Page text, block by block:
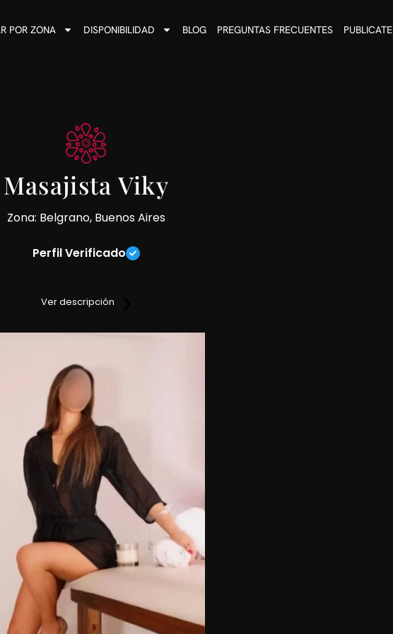
POR ZONA DISPONIBILIDAD BLOG PREGUNTAS FRECUENTES PUBLICATE
Masajista Viky
Zona: Belgrano, Buenos Aires
Perfil Verificado
relajantes, holístico integral, sensitivo. Especialista en masajes tántricos.
Excelencia en masajes.
de turnos únicamente por WhatsApp.
Masajistas en Belgrano
Ver descripción